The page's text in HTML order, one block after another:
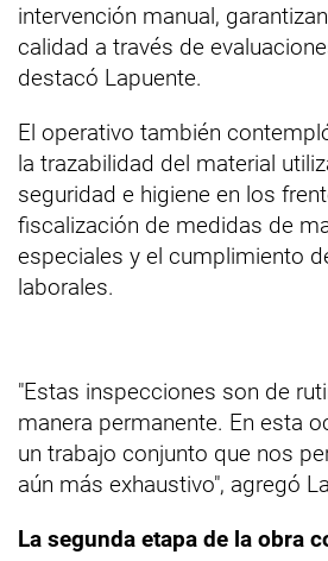
intervención manual,
calidad a través de
destacó Lapuente.
El operativo también
la trazabilidad del material
seguridad e higiene en los
fiscalización de medidas de
especiales y el cumplimiento
laborales.
"Estas inspecciones son de
manera permanente. En esta
un trabajo conjunto que nos
aún más exhaustivo", agregó
La segunda etapa de la obra